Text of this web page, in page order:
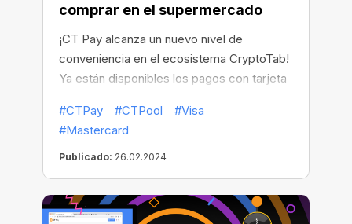
comprar en el supermercado
¡CT Pay alcanza un nuevo nivel de
conveniencia en el ecosistema CryptoTab!
Ya están disponibles los pagos con tarjeta
productos usando CT Pay. Ya no necesitas
hurgar en tu cartera de criptomonedas,
intercambiar monedas o hacer
transacciones: ahora, minar no es distinto a
ir al supermercado. Con la excepción de
que, a diferencia del último, ¡el minado
#CTPay #CTPool
#Visa
#Mastercard
Publicado: 26.02.2024